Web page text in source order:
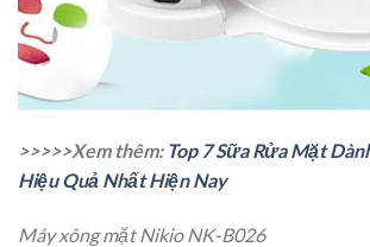
>>>>>Xem thêm: Top 7 Sữa Rửa Mặt
Hiệu Quả Nhất Hiện Nay
Máy xông mặt Nikio NK-B026